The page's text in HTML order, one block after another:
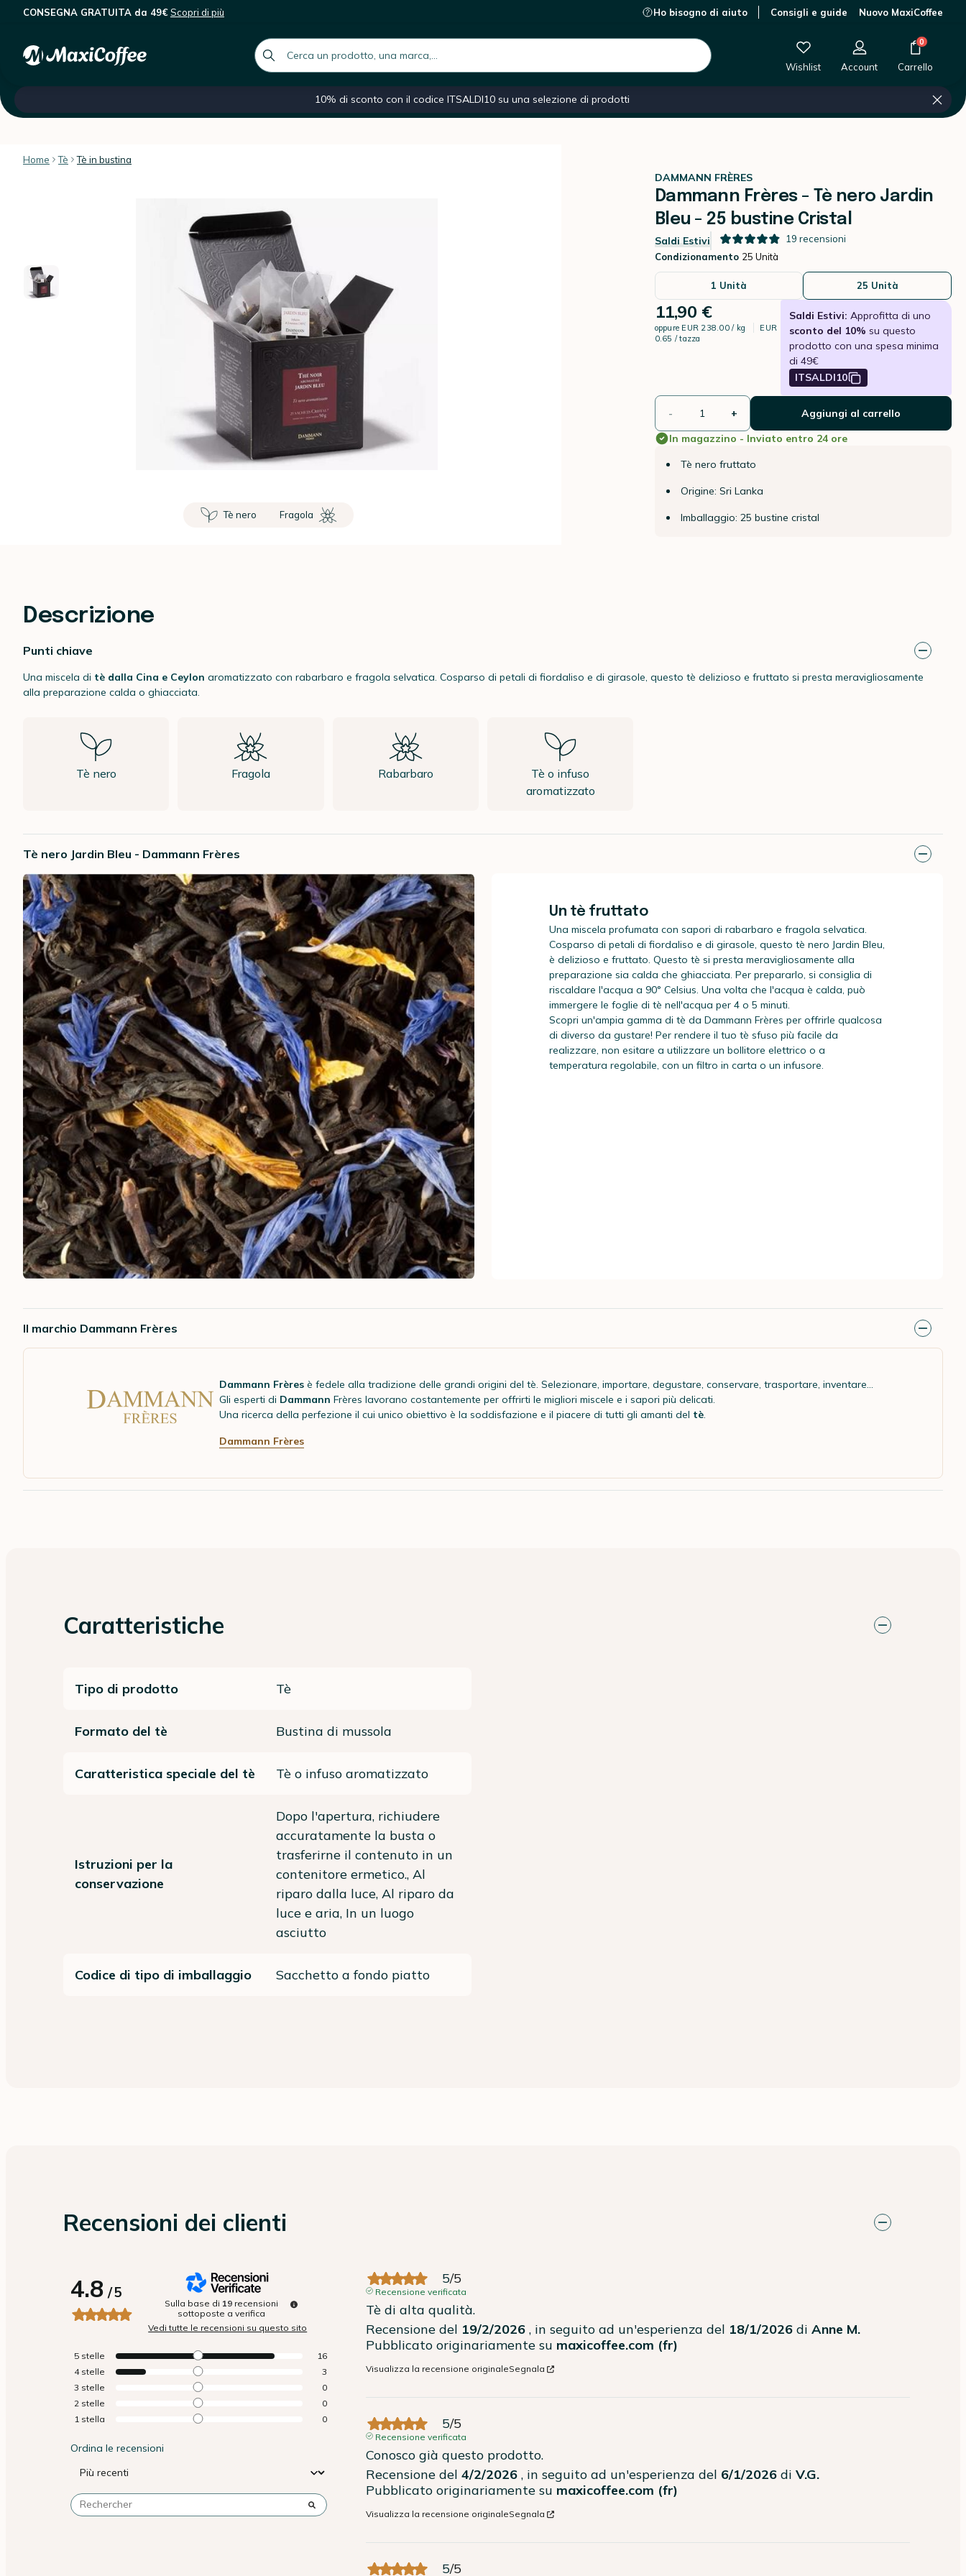
CONSEGNA GRATUITA da 49€Scopri di più Ho bisogno di aiuto Consigli e guide Nuovo MaxiCoffee
global.search.placeholder
Wishlist Account
0
Carrello
Caffè italiano Macchina caffè espresso Caffè macinato Moka
10% di sconto con il codice ITSALDI10 su una selezione di prodotti
Home Tè Tè in bustina
Tè nero Fragola
DAMMANN FRÈRES
Dammann Frères - Tè nero Jardin
Bleu - 25 bustine Cristal
Saldi Estivi 19 recensioni
Condizionamento 25 Unità
1 Unità 25 Unità
11,90 €
oppure EUR 238.00 / kg
EUR
0.65 / tazza
Saldi Estivi: Approfitta di uno
sconto del 10% su questo
prodotto con una spesa minima
di 49€
ITSALDI10
- +
Aggiungi al carrello
In magazzino - Inviato entro 24 ore
Tè nero fruttato
Origine: Sri Lanka
Imballaggio: 25 bustine cristal
Descrizione
Punti chiave
Una miscela di tè dalla Cina e Ceylon aromatizzato con rabarbaro e fragola selvatica. Cosparso di petali di fiordaliso e di girasole, questo tè delizioso e fruttato si presta meravigliosamente
alla preparazione calda o ghiacciata.
Tè nero Fragola Rabarbaro
Tè o infuso
aromatizzato
Tè nero Jardin Bleu - Dammann Frères
Un tè fruttato
Una miscela profumata con sapori di rabarbaro e fragola selvatica.
Cosparso di petali di fiordaliso e di girasole, questo tè nero Jardin Bleu,
è delizioso e fruttato. Questo tè si presta meravigliosamente alla
preparazione sia calda che ghiacciata. Per prepararlo, si consiglia di
riscaldare l'acqua a 90° Celsius. Una volta che l'acqua è calda, può
immergere le foglie di tè nell'acqua per 4 o 5 minuti.
Scopri un'ampia gamma di tè da Dammann Frères per offrirle qualcosa
di diverso da gustare! Per rendere il tuo tè sfuso più facile da
realizzare, non esitare a utilizzare un bollitore elettrico o a
temperatura regolabile, con un filtro in carta o un infusore.
Il marchio Dammann Frères
Dammann Frères è fedele alla tradizione delle grandi origini del tè. Selezionare, importare, degustare, conservare, trasportare, inventare...
Gli esperti di Dammann Frères lavorano costantemente per offrirti le migliori miscele e i sapori più delicati.
Una ricerca della perfezione il cui unico obiettivo è la soddisfazione e il piacere di tutti gli amanti del tè.
Dammann Frères
Caratteristiche
Tipo di prodotto Tè
Formato del tè Bustina di mussola
Caratteristica speciale del tè Tè o infuso aromatizzato
Istruzioni per la
conservazione
Dopo l'apertura, richiudere
accuratamente la busta o
trasferirne il contenuto in un
contenitore ermetico., Al
riparo dalla luce, Al riparo da
luce e aria, In un luogo
asciutto
Codice di tipo di imballaggio Sacchetto a fondo piatto
Recensioni dei clienti
4.8/5
Sulla base di 19 recensioni
sottoposte a verifica
Vedi tutte le recensioni su questo sito
5 stelle
16
4 stelle
3
3 stelle
0
2 stelle
0
1 stella 0
Ordina le recensioni
5/5
Recensione verificata
Tè di alta qualità.
Recensione del 19/2/2026 , in seguito ad un'esperienza del 18/1/2026 diAnne M.
Pubblicato originariamente su maxicoffee.com (fr)
Visualizza la recensione originaleSegnala
5/5
Recensione verificata
Conosco già questo prodotto.
Recensione del4/2/2026 , in seguito ad un'esperienza del 6/1/2026 diV.G.
Pubblicato originariamente su maxicoffee.com (fr)
Visualizza la recensione originaleSegnala
5/5
Descrizione Recensioni dei clienti
11,90 € -